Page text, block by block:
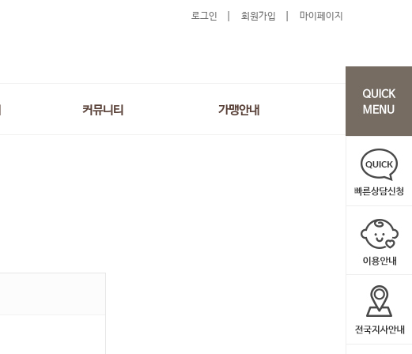
로그인 회원가입 마이페이지
커뮤니티 가맹안내